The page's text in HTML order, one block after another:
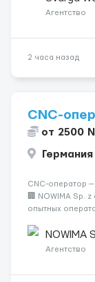
Агентство
2 часа назад
CNC-
от 2500
Германия
CNC-оператор
🏢 NOWIMA Sp.
опытных
Проживание,
NOWIMA
Агентство